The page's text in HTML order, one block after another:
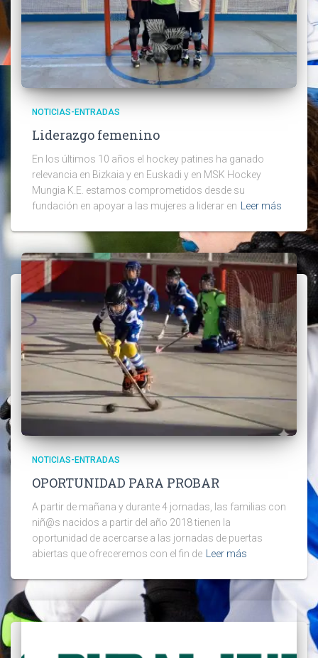
NOTICIAS-ENTRADAS
Liderazgo femenino
En los últimos 10 años el hockey patines ha ganado
relevancia en Bizkaia y en Euskadi y en MSK Hockey
Mungia K.E. estamos comprometidos desde su
fundación en apoyar a las mujeres a liderar en
Leer más
NOTICIAS-ENTRADAS
OPORTUNIDAD PARA PROBAR
A partir de mañana y durante 4 jornadas, las familias con
niñ@s nacidos a partir del año 2018 tienen la
oportunidad de acercarse a las jornadas de puertas
abiertas que ofreceremos con el fin de Leer más